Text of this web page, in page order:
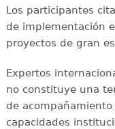
Los participantes
de implementación
proyectos de gran
Expertos
no constituye una
de
capacidades